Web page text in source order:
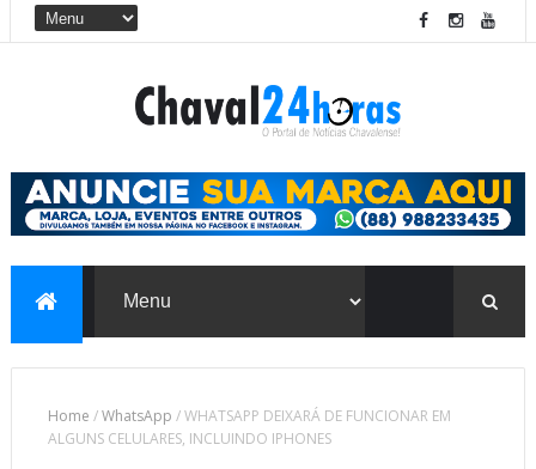
Home /WhatsApp /WHATSAPP DEIXARÁ DE FUNCIONAR EM
ALGUNS CELULARES, INCLUINDO IPHONES